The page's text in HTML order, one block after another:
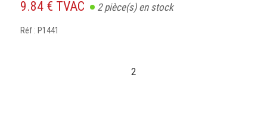
9.84 € TVAC 2pièce(s) en stock
Réf : P1441
2